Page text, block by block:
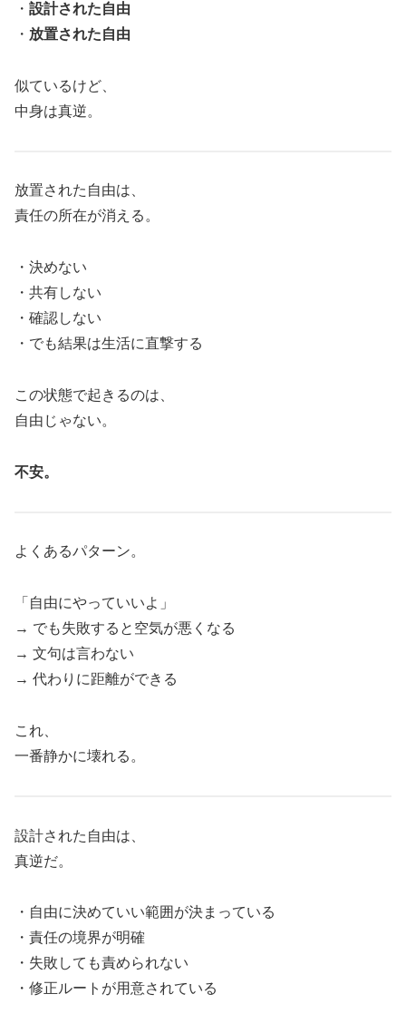
・ 設計された自由
・ 放置された自由
似ているけど、
中身は真逆。
放置された自由は、
責任の所在が消える。
・決めない
・共有しない
・確認しない
・でも結果は生活に直撃する
この状態で起きるのは、
自由じゃない。
不安。
よくあるパターン。
「自由にやっていいよ」
→ でも失敗すると空気が悪くなる
→ 文句は言わない
→ 代わりに距離ができる
これ、
一番静かに壊れる。
設計された自由は、
真逆だ。
・自由に決めていい範囲が決まっている
・責任の境界が明確
・失敗しても責められない
・修正ルートが用意されている